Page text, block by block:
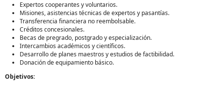
Expertos cooperantes y voluntarios.
Misiones, asistencias técnicas de expertos y pasantías.
Transferencia financiera no reembolsable.
Créditos concesionales.
Becas de pregrado, postgrado y especialización.
Intercambios académicos y científicos.
Desarrollo de planes maestros y estudios de factibilidad.
Donación de equipamiento básico.
Objetivos: